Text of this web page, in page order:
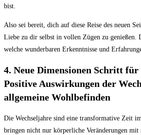
bist.
Also sei bereit, dich auf diese Reise des neuen
Liebe zu dir selbst in vollen Zügen zu genießen.
welche wunderbaren Erkenntnisse und
4. Neue Dimensionen Schritt
Positive Auswirkungen der
allgemeine Wohlbefinden
Die Wechseljahre sind eine transformative Zeit
bringen nicht nur körperliche Veränderungen mit